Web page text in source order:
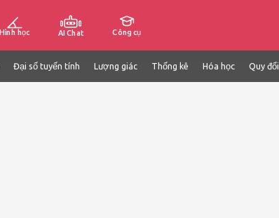
Hình học AI Chat Công cụ
Đại số tuyến tính Lượng giác Thống kê Hóa học Quy đổi